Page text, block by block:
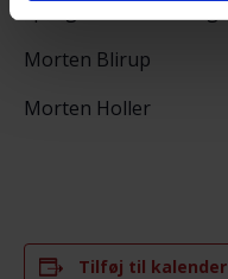
Morten Blirup
Morten Holler
Tilføj til kalender